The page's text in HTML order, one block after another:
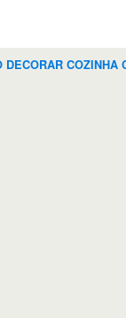
DECORAR COZINHA